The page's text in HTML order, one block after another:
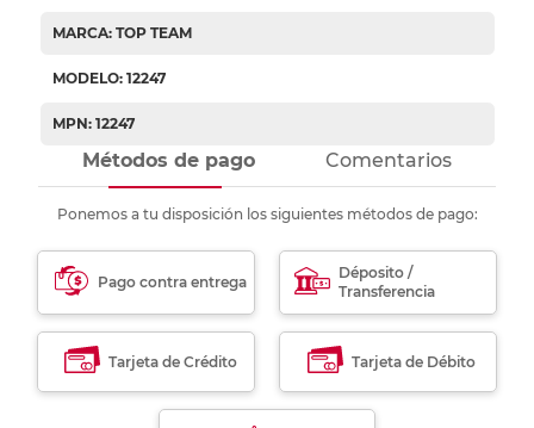
MARCA: TOP TEAM
MODELO: 12247
MPN: 12247
Métodos de pago Comentarios
Ponemos a tu disposición los siguientes métodos de pago:
Pago contra entrega
Déposito /
Transferencia
Tarjeta de Crédito Tarjeta de Débito